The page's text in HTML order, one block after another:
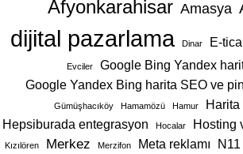
Afyonkarahisar Amasya
dijital pazarlama Dinar E-
Evciler
Google Bing Yandex
Google Yandex Bing harita SEO ve
Gümüşhacıköy Hamamözü Hamur
Harita
Hepsiburada entegrasyon
Hocalar Hosting
Kızılören Merkez Merzifon Meta reklamı